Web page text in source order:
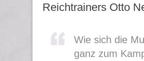
Reichtrainers Otto
Wie sich die
ganz zum